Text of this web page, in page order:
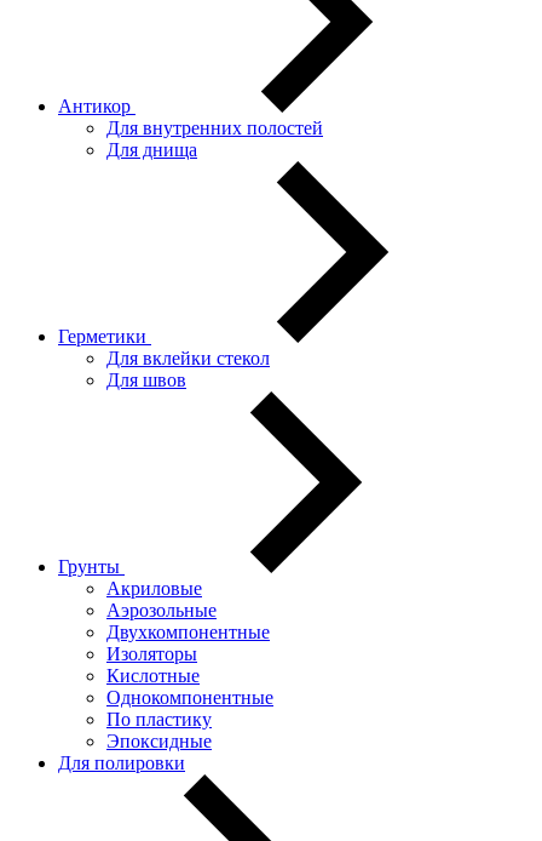
Антикор
Для внутренних полостей
Для днища
Герметики
Для вклейки стекол
Для швов
Грунты
Акриловые
Аэрозольные
Двухкомпонентные
Изоляторы
Кислотные
Однокомпонентные
По пластику
Эпоксидные
Для полировки